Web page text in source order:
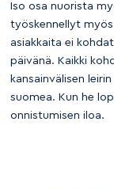
Iso osa nuorista
työskennellyt myös
asiakkaita ei
päivänä. Kaikki
kansainvälisen
suomea. Kun he
onnistumisen iloa.